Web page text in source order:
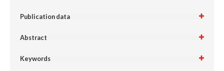
Publication data
Abstract
Keywords